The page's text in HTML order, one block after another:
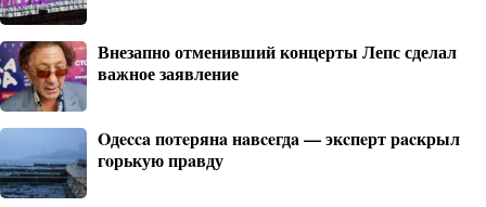
Внезапно отменивший концерты Лепс сделал
важное заявление
Oдecca пoтeрянa нaвceгдa — экcпeрт рacкрыл
гoрькую прaвду